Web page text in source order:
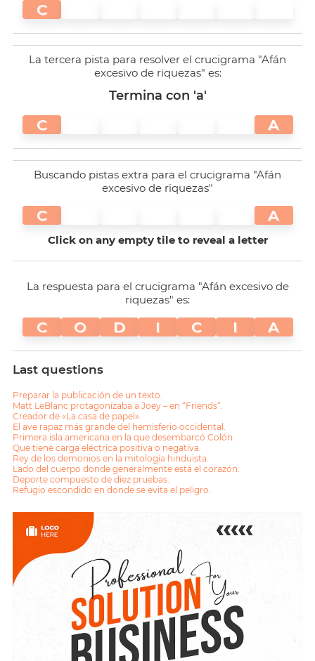
C
La tercera pista para resolver el crucigrama "Afán
excesivo de riquezas" es:
Termina con 'a'
C A
Buscando pistas extra para el crucigrama "Afán
excesivo de riquezas"
C A
Click on any empty tile to reveal a letter
La respuesta para el crucigrama "Afán excesivo de
riquezas" es:
C O D I C I A
Last questions
Preparar la publicación de un texto.
Matt LeBlanc protagonizaba a Joey – en “Friends”.
Creador de «La casa de papel».
El ave rapaz más grande del hemisferio occidental.
Primera isla americana en la que desembarcó Colón.
Que tiene carga eléctrica positiva o negativa.
Rey de los demonios en la mitología hinduista.
Lado del cuerpo donde generalmente está el corazón.
Deporte compuesto de diez pruebas.
Refugio escondido en donde se evita el peligro.